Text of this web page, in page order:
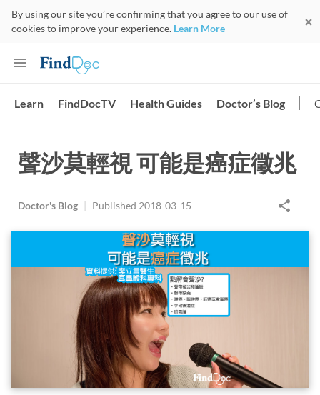
By using our site you’re confirming that you agree to our use of
cookies to improve your experience. Learn More
Learn FindDocTV Health Guides Doctor’s Blog
聲沙莫輕視 可能是癌症徵兆
Doctor's Blog | Published 2018-03-15